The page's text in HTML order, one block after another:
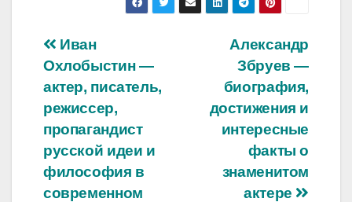
Навигация
по
записям
Александр
Збруев —
биография,
достижения и
интересные
факты о
знаменитом
актере
Иван
Охлобыстин —
актер, писатель,
режиссер,
пропагандист
русской идеи и
философия в
современном